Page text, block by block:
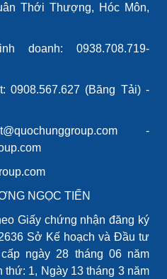
Thới Thượng, Hóc Môn,
doanh: 0938.708.719-
0908.567.627 (Băng Tải) -
-
NGỌC TIẾN
Giấy chứng nhận đăng ký
Sở Kế hoạch và Đầu tư
ngày 28 tháng 06 năm
1, Ngày 13 tháng 3 năm